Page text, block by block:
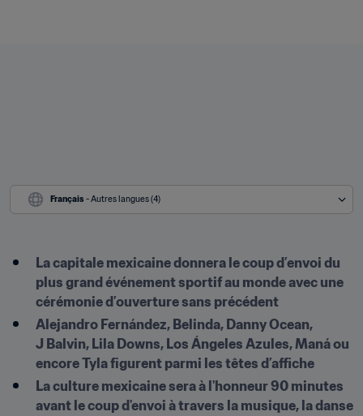
Français - Autres langues (4)
La capitale mexicaine donnera le coup d’envoi du
plus grand événement sportif au monde avec une
cérémonie d’ouverture sans précédent
Alejandro Fernández, Belinda, Danny Ocean,
J Balvin, Lila Downs, Los Ángeles Azules, Maná ou
encore Tyla figurent parmi les têtes d’affiche
La culture mexicaine sera à l'honneur 90 minutes
avant le coup d'envoi à travers la musique, la danse